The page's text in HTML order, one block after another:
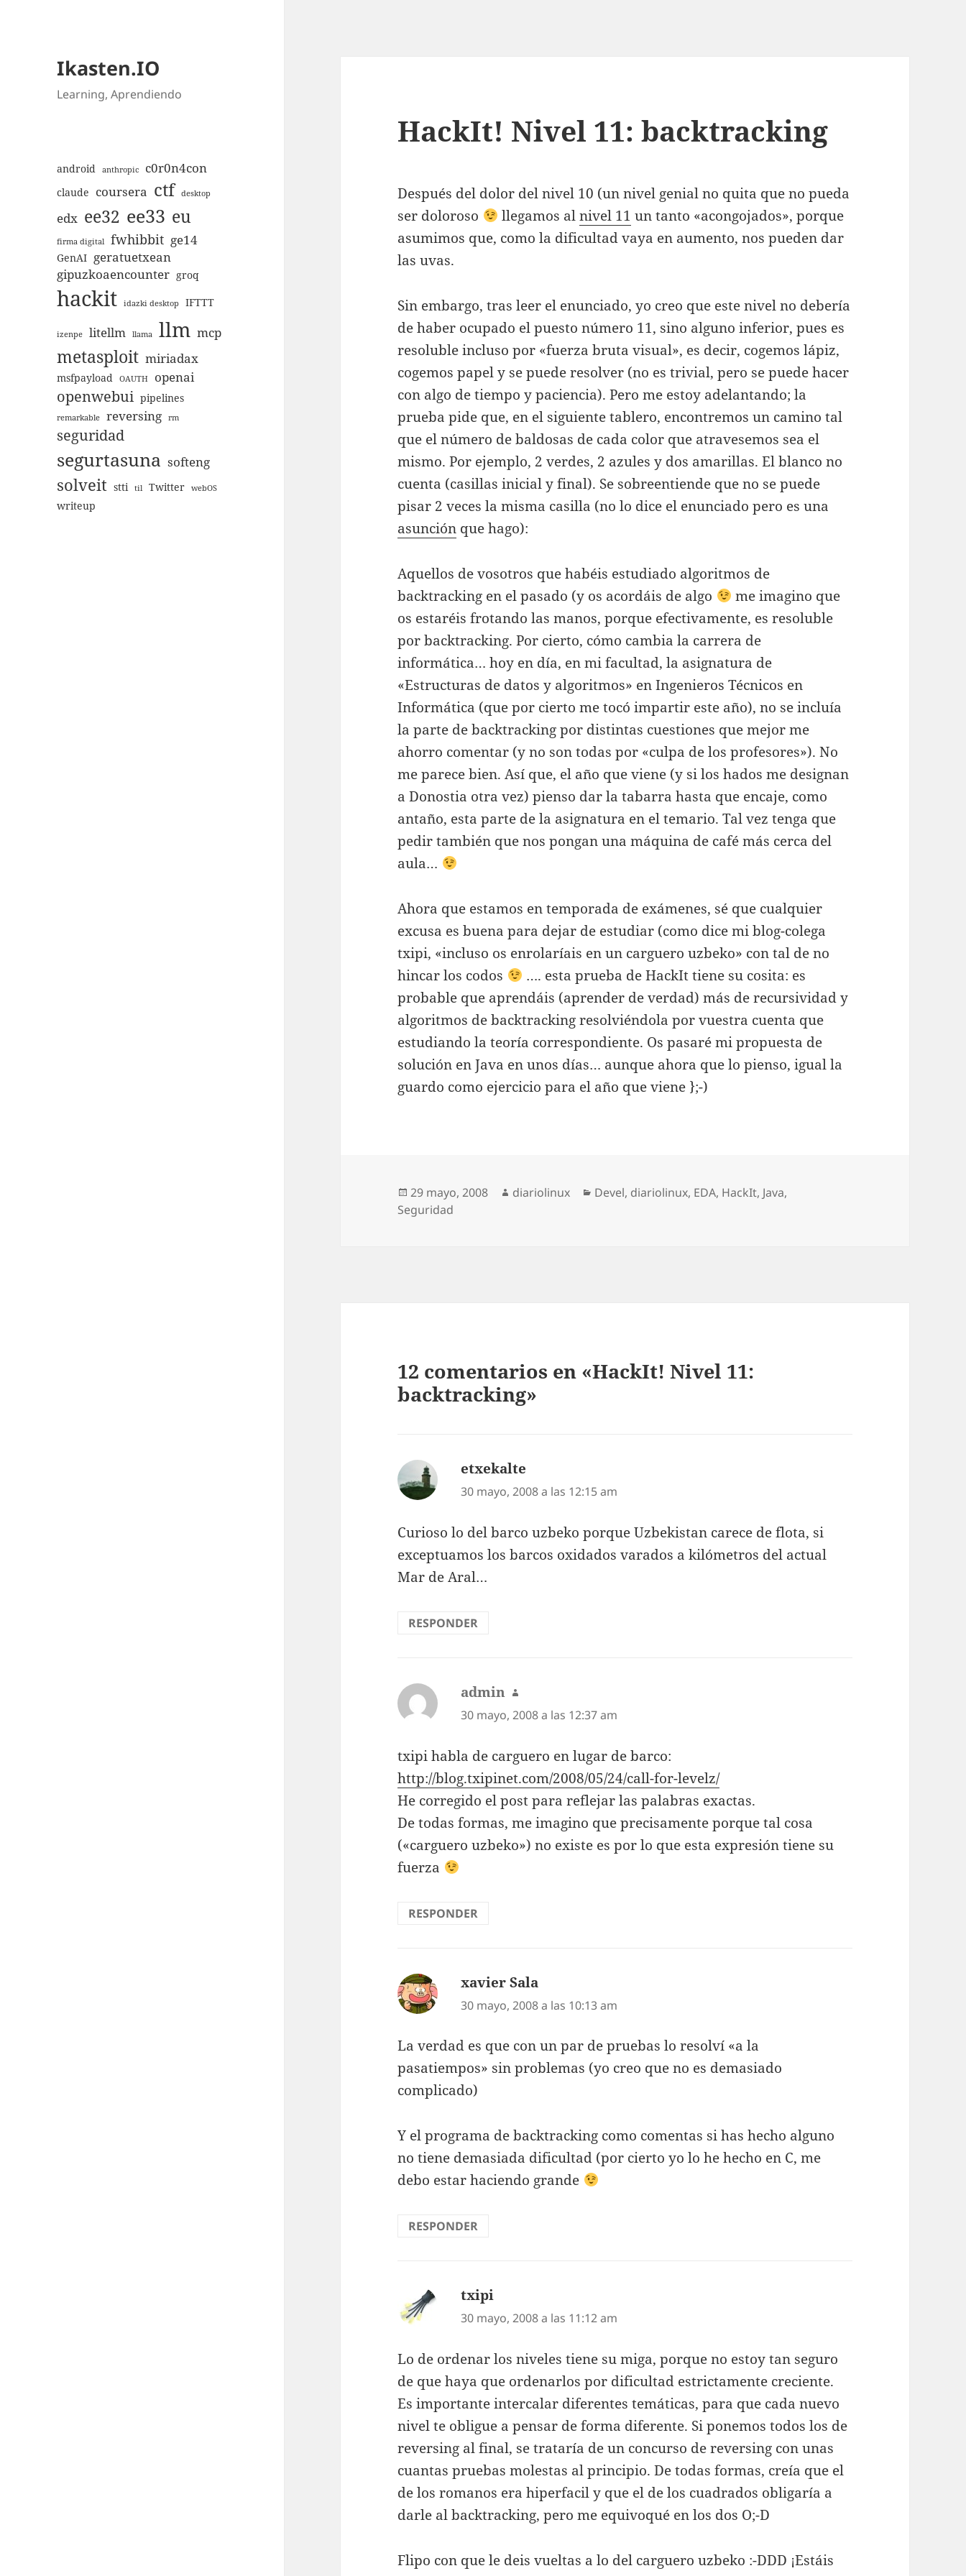
Ikasten.IO
Learning, Aprendiendo
android anthropic c0r0n4con
claude coursera ctf desktop
edx ee32 ee33 eu
firma digital fwhibbit ge14
GenAI geratuetxean
gipuzkoaencounter groq
hackit idazki desktop IFTTT
izenpe litellm llama llm mcp
metasploit miriadax
msfpayload OAUTH openai
openwebui pipelines
remarkable reversing rm
seguridad
segurtasuna softeng
solveit stti til Twitter webOS
writeup
HackIt! Nivel 11: backtracking
Después del dolor del nivel 10 (un nivel genial no quita que no pueda
ser doloroso
llegamos alnivel 11 un tanto «acongojados», porque
asumimos que, como la dificultad vaya en aumento, nos pueden dar
las uvas.
Sin embargo, tras leer el enunciado, yo creo que este nivel no debería
de haber ocupado el puesto número 11, sino alguno inferior, pues es
resoluble incluso por «fuerza bruta visual», es decir, cogemos lápiz,
cogemos papel y se puede resolver (no es trivial, pero se puede hacer
con algo de tiempo y paciencia). Pero me estoy adelantando; la
prueba pide que, en el siguiente tablero, encontremos un camino tal
que el número de baldosas de cada color que atravesemos sea el
mismo. Por ejemplo, 2 verdes, 2 azules y dos amarillas. El blanco no
cuenta (casillas inicial y final). Se sobreentiende que no se puede
pisar 2 veces la misma casilla (no lo dice el enunciado pero es una
asunción que hago):
Aquellos de vosotros que habéis estudiado algoritmos de
backtracking en el pasado (y os acordáis de algo
me imagino que
os estaréis frotando las manos, porque efectivamente, es resoluble
por backtracking. Por cierto, cómo cambia la carrera de
informática… hoy en día, en mi facultad, la asignatura de
«Estructuras de datos y algoritmos» en Ingenieros Técnicos en
Informática (que por cierto me tocó impartir este año), no se incluía
la parte de backtracking por distintas cuestiones que mejor me
ahorro comentar (y no son todas por «culpa de los profesores»). No
me parece bien. Así que, el año que viene (y si los hados me designan
a Donostia otra vez) pienso dar la tabarra hasta que encaje, como
antaño, esta parte de la asignatura en el temario. Tal vez tenga que
pedir también que nos pongan una máquina de café más cerca del
aula…
Ahora que estamos en temporada de exámenes, sé que cualquier
excusa es buena para dejar de estudiar (como dice mi blog-colega
txipi, «incluso os enrolaríais en un carguero uzbeko» con tal de no
hincar los codos
…. esta prueba de HackIt tiene su cosita: es
probable que aprendáis (aprender de verdad) más de recursividad y
algoritmos de backtracking resolviéndola por vuestra cuenta que
estudiando la teoría correspondiente. Os pasaré mi propuesta de
solución en Java en unos días… aunque ahora que lo pienso, igual la
guardo como ejercicio para el año que viene };-)
Publicado
el
29 mayo, 2008 Autor
diariolinux Categorías
Devel, diariolinux, EDA, HackIt, Java,
Seguridad
12 comentarios en «HackIt! Nivel 11:
backtracking»
etxekalte
30 mayo, 2008 a las 12:15 am
Curioso lo del barco uzbeko porque Uzbekistan carece de flota, si
exceptuamos los barcos oxidados varados a kilómetros del actual
Mar de Aral…
RESPONDER
admin dice:
30 mayo, 2008 a las 12:37 am
txipi habla de carguero en lugar de barco:
http://blog.txipinet.com/2008/05/24/call-for-levelz/
He corregido el post para reflejar las palabras exactas.
De todas formas, me imagino que precisamente porque tal cosa
(«carguero uzbeko») no existe es por lo que esta expresión tiene su
fuerza
RESPONDER
xavier Sala
30 mayo, 2008 a las 10:13 am
La verdad es que con un par de pruebas lo resolví «a la
pasatiempos» sin problemas (yo creo que no es demasiado
complicado)
Y el programa de backtracking como comentas si has hecho alguno
no tiene demasiada dificultad (por cierto yo lo he hecho en C, me
debo estar haciendo grande
RESPONDER
txipi
30 mayo, 2008 a las 11:12 am
Lo de ordenar los niveles tiene su miga, porque no estoy tan seguro
de que haya que ordenarlos por dificultad estrictamente creciente.
Es importante intercalar diferentes temáticas, para que cada nuevo
nivel te obligue a pensar de forma diferente. Si ponemos todos los de
reversing al final, se trataría de un concurso de reversing con unas
cuantas pruebas molestas al principio. De todas formas, creía que el
de los romanos era hiperfacil y que el de los cuadrados obligaría a
darle al backtracking, pero me equivoqué en los dos O;-D
Flipo con que le deis vueltas a lo del carguero uzbeko :-DDD ¡Estáis